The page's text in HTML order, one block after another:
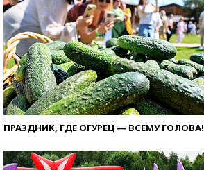
ПРАЗДНИК, ГДЕ ОГУРЕЦ — ВСЕМУ ГОЛОВА!